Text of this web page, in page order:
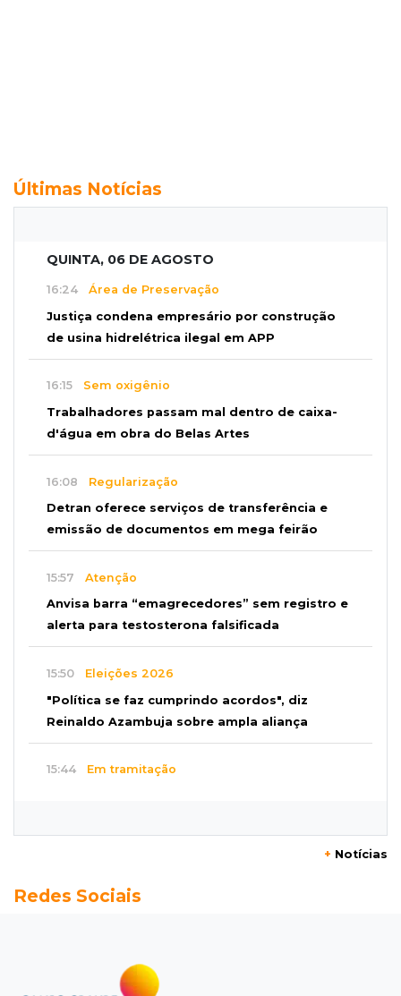
Últimas Notícias
QUINTA, 06 DE AGOSTO
16:24 Área de Preservação
Justiça condena empresário por construção
de usina hidrelétrica ilegal em APP
16:15 Sem oxigênio
Trabalhadores passam mal dentro de caixa-
d'água em obra do Belas Artes
16:08 Regularização
Detran oferece serviços de transferência e
emissão de documentos em mega feirão
15:57 Atenção
Anvisa barra “emagrecedores” sem registro e
alerta para testosterona falsificada
15:50 Eleições 2026
"Política se faz cumprindo acordos", diz
Reinaldo Azambuja sobre ampla aliança
15:44 Em tramitação
Caminhão envolvido em acidente com 4
Pagará indenização
Homem que atacou ex com motosserra na
+ Notícias
Redes Sociais